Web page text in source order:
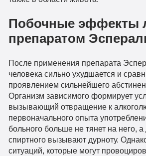
Побочные эффекты
препаратом
После применения препарата
человека сильно ухудшается и
проявлением сильнейшего
Организм зависимого формирует
вызывающий отвращение к
первоначального опыта
больного больше не тянет на него,
спиртного вызывают дурноту.
ситуаций, которые могут